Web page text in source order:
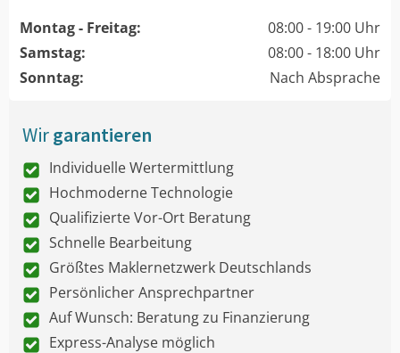
Montag - Freitag:
08:00 - 19:00 Uhr
Samstag:
08:00 - 18:00 Uhr
Sonntag:
Nach Absprache
Wirgarantieren
Individuelle Wertermittlung
Hochmoderne Technologie
Qualifizierte Vor-Ort Beratung
Schnelle Bearbeitung
Größtes Maklernetzwerk Deutschlands
Persönlicher Ansprechpartner
Auf Wunsch: Beratung zu Finanzierung
Express-Analyse möglich